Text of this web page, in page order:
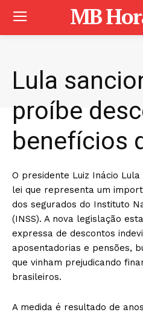
MB
Lula
proíbe
benefícios
O presidente Luiz Inácio Lula
lei que representa um
dos segurados do Instituto
(INSS). A nova legislação
expressa de descontos
aposentadorias e pensões,
que vinham prejudicando
brasileiros.
A medida é resultado de